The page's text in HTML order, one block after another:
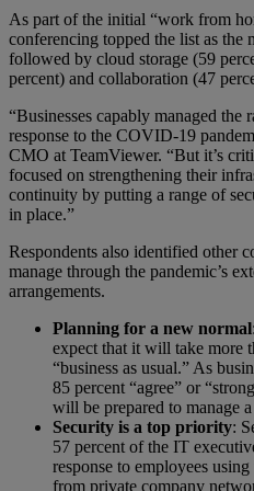
As part of the initial “work from
conferencing topped the list as the
followed by cloud storage (59
percent) and collaboration (47
“Businesses capably managed
response to the COVID-19
CMO at TeamViewer. “But it’s
focused on strengthening their
continuity by putting a range of
in place.”
Respondents also identified other
manage through the pandemic’s
arrangements.
Planning for a new normal
expect that it will take more
“business as usual.” As
85 percent “agree” or
will be prepared to manage
Security is a top priority:
57 percent of the IT
response to employees
from private company